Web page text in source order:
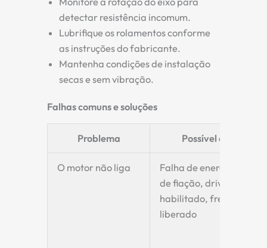
detectar resistência incomum.
Lubrifique os rolamentos conforme
as instruções do fabricante.
Mantenha condições de instalação
secas e sem vibração.
Falhas comuns e soluções
Problema Possível causa
O motor não liga
Falha de energia, erro
de fiação, driver não
habilitado, freio não
liberado